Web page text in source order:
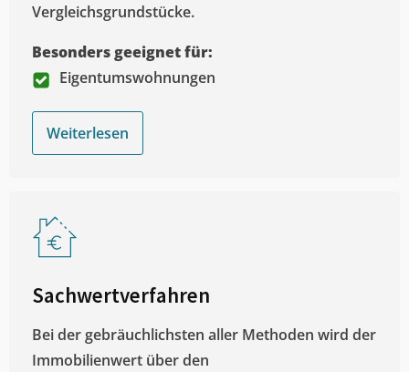
Vergleichsgrundstücke.
Besonders geeignet für:
Eigentumswohnungen
Weiterlesen
Sachwertverfahren
Bei der gebräuchlichsten aller Methoden wird der
Immobilienwert über den